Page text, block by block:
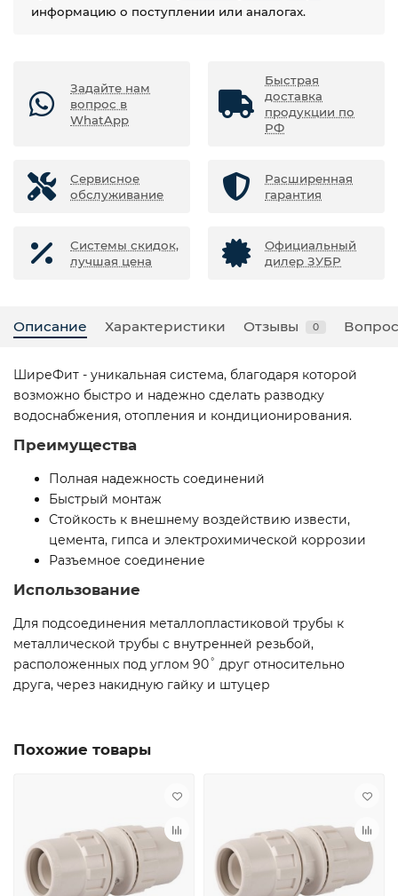
информацию о поступлении или аналогах.
Задайте нам
вопрос в
WhatApp
Быстрая
доставка
продукции по
РФ
Сервисное
обслуживание
Расширенная
гарантия
Системы скидок,
лучшая цена
Официальный
дилер ЗУБР
Описание Характеристики Отзывы 0
ШиреФит - уникальная система, благодаря которой
возможно быстро и надежно сделать разводку
водоснабжения, отопления и кондиционирования.
Преимущества
Полная надежность соединений
Быстрый монтаж
Стойкость к внешнему воздействию извести,
цемента, гипса и электрохимической коррозии
Разъемное соединение
Использование
Для подсоединения металлопластиковой трубы к
металлической трубы с внутренней резьбой,
расположенных под углом 90˚ друг относительно
друга, через накидную гайку и штуцер
Похожие товары